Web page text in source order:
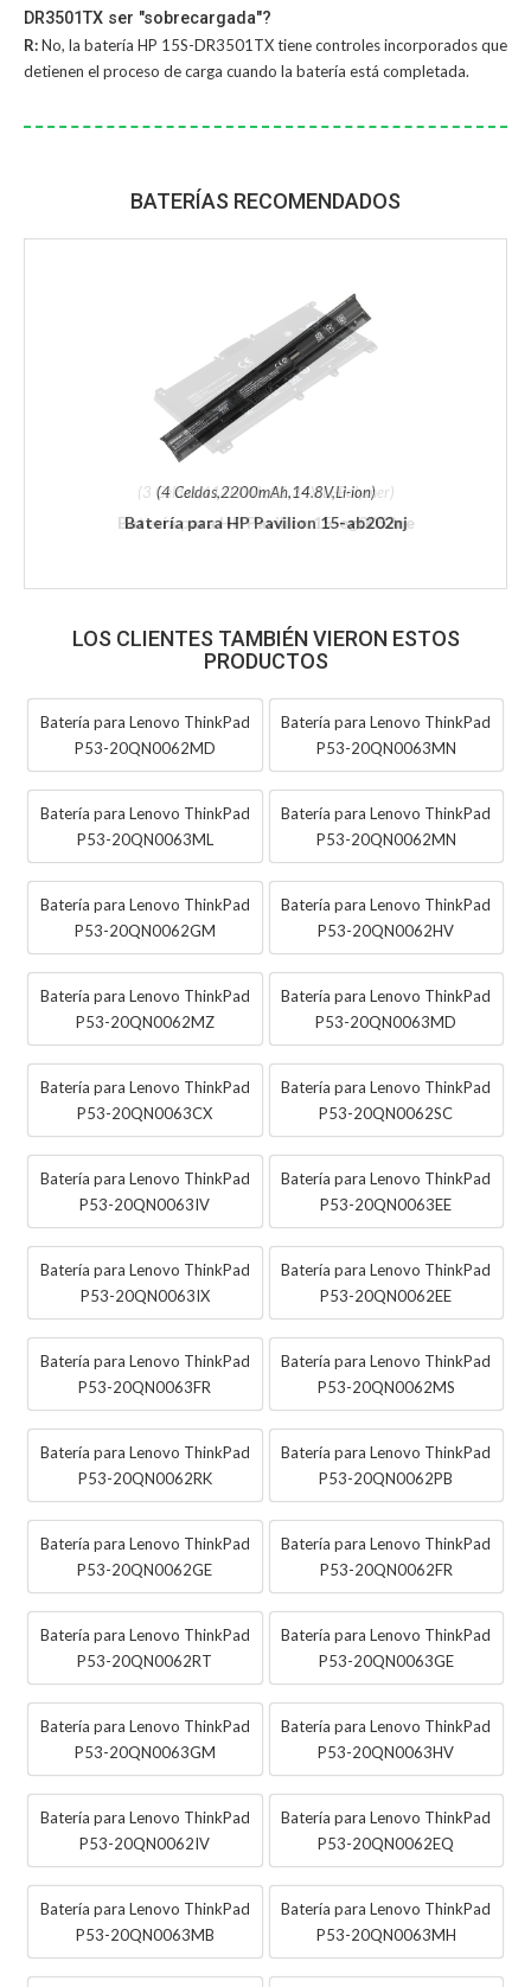
DR3501TX ser "sobrecargada"?
R:No, la batería HP 15S-DR3501TXtiene controles incorporados que
detienen el proceso de carga cuando la batería está completada.
BATERÍAS RECOMENDADOS
(4 Celdas,2200mAh,14.8V,Li-ion)
Batería para HP Pavilion 15-ab202nj
LOS CLIENTES TAMBIÉN VIERON ESTOS
PRODUCTOS
Batería para Lenovo ThinkPad
P53-20QN0062MD
Batería para Lenovo ThinkPad
P53-20QN0063MN
Batería para Lenovo ThinkPad
P53-20QN0063ML
Batería para Lenovo ThinkPad
P53-20QN0062MN
Batería para Lenovo ThinkPad
P53-20QN0062GM
Batería para Lenovo ThinkPad
P53-20QN0062HV
Batería para Lenovo ThinkPad
P53-20QN0062MZ
Batería para Lenovo ThinkPad
P53-20QN0063MD
Batería para Lenovo ThinkPad
P53-20QN0063CX
Batería para Lenovo ThinkPad
P53-20QN0062SC
Batería para Lenovo ThinkPad
P53-20QN0063IV
Batería para Lenovo ThinkPad
P53-20QN0063EE
Batería para Lenovo ThinkPad
P53-20QN0063IX
Batería para Lenovo ThinkPad
P53-20QN0062EE
Batería para Lenovo ThinkPad
P53-20QN0063FR
Batería para Lenovo ThinkPad
P53-20QN0062MS
Batería para Lenovo ThinkPad
P53-20QN0062RK
Batería para Lenovo ThinkPad
P53-20QN0062PB
Batería para Lenovo ThinkPad
P53-20QN0062GE
Batería para Lenovo ThinkPad
P53-20QN0062FR
Batería para Lenovo ThinkPad
P53-20QN0062RT
Batería para Lenovo ThinkPad
P53-20QN0063GE
Batería para Lenovo ThinkPad
P53-20QN0063GM
Batería para Lenovo ThinkPad
P53-20QN0063HV
Batería para Lenovo ThinkPad
P53-20QN0062IV
Batería para Lenovo ThinkPad
P53-20QN0062EQ
Batería para Lenovo ThinkPad
P53-20QN0063MB
Batería para Lenovo ThinkPad
P53-20QN0063MH